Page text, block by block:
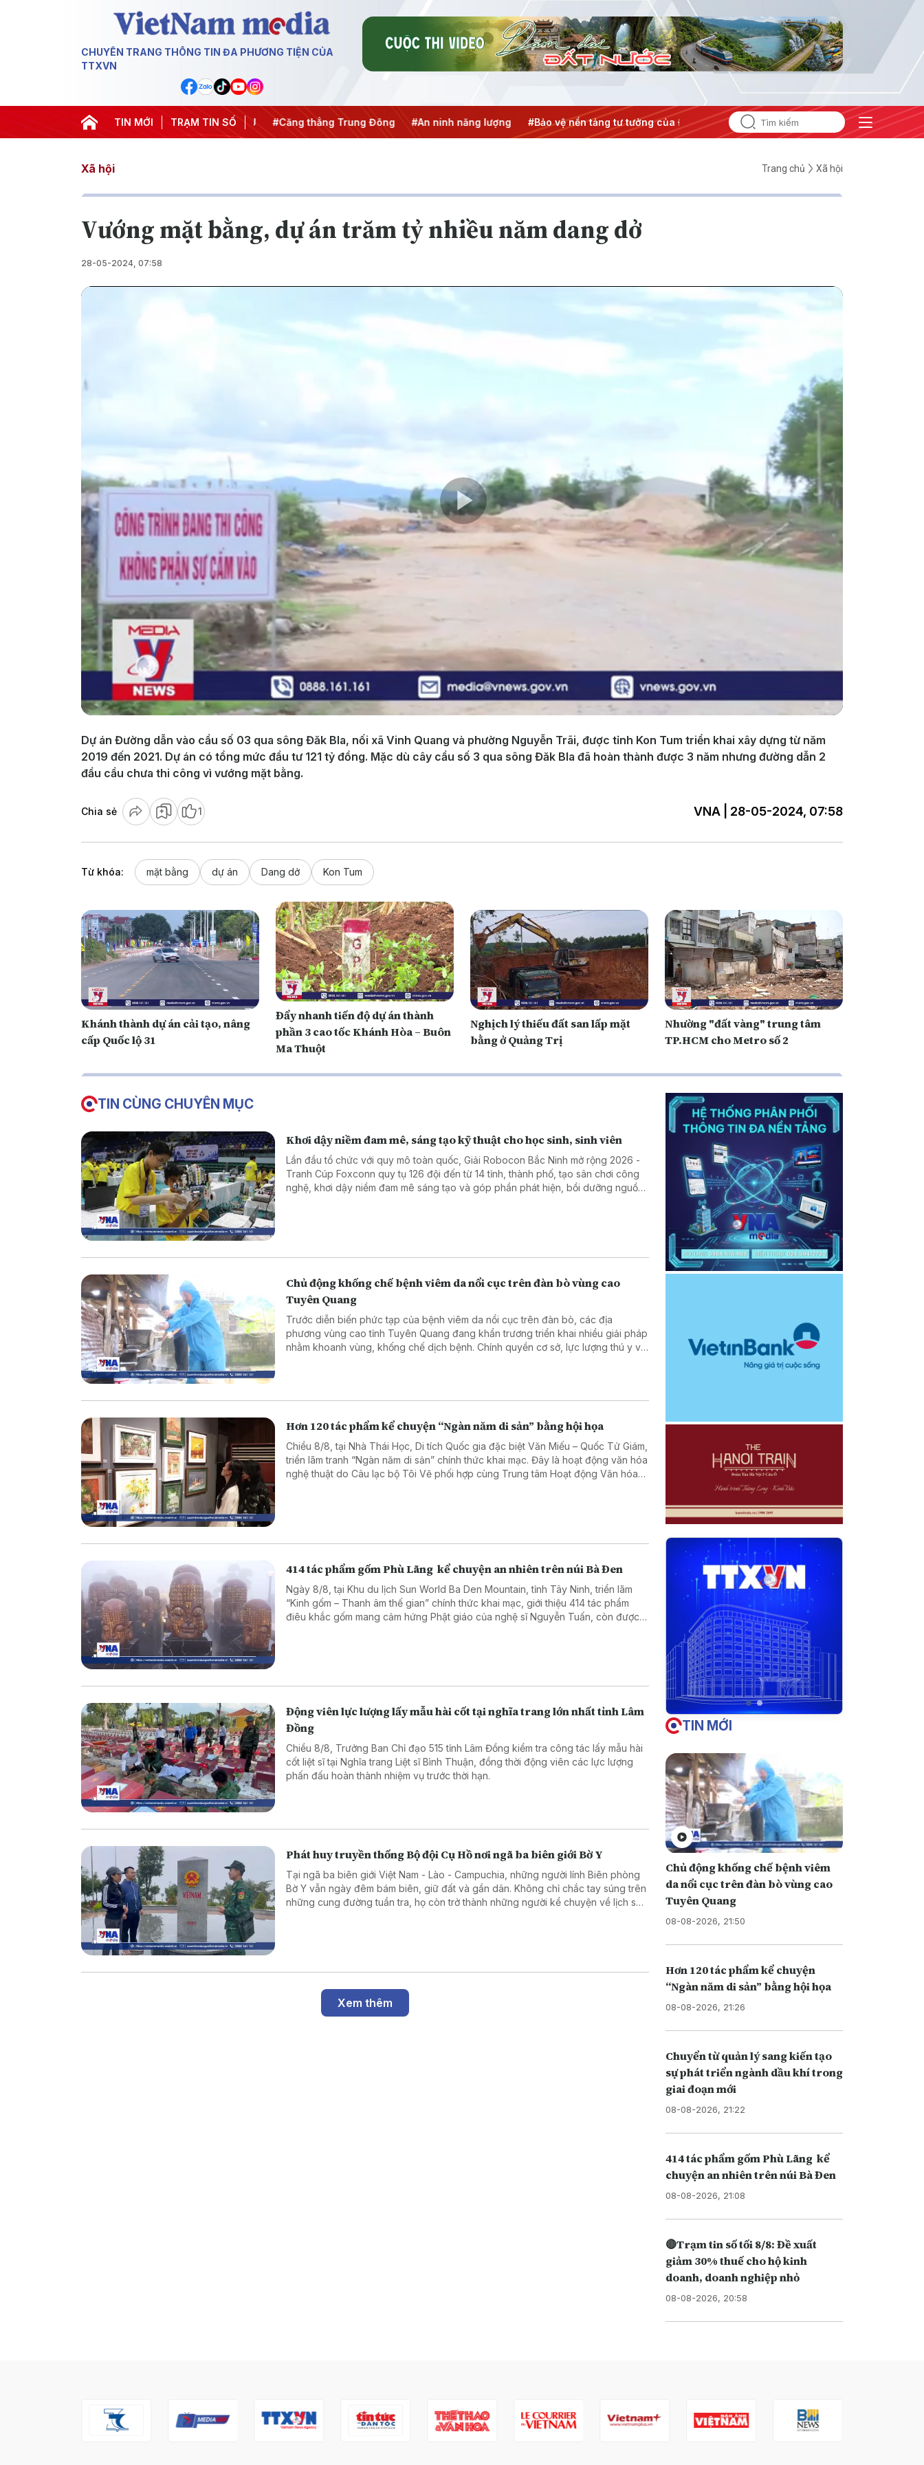
CHUYÊN TRANG THÔNG TIN ĐA PHƯƠNG TIỆN CỦA
TTXVN
TIN MỚI TRẠM TIN SỐ
dịch 500 ngày đêm #Chống khai thác IUU #Căng thẳng Trung Đông #An ninh năng lượng #Bảo vệ nền tảng tư tưởng của Đảng #Hội nghị Trung ương 3
Xã hội Trang chủ Xã hội
Vướng mặt bằng, dự án trăm tỷ nhiều năm dang dở
28-05-2024, 07:58
Play
Video
Dự án Đường dẫn vào cầu số 03 qua sông Đăk Bla, nối xã Vinh Quang và phường Nguyễn Trãi, được tỉnh Kon Tum triển khai xây dựng từ năm
2019 đến 2021. Dự án có tổng mức đầu tư 121 tỷ đồng. Mặc dù cây cầu số 3 qua sông Đăk Bla đã hoàn thành được 3 năm nhưng đường dẫn 2
đầu cầu chưa thi công vì vướng mặt bằng.
Chia sẻ 1 VNA | 28-05-2024, 07:58
Từ khóa: mặt bằng dự án Dang dở Kon Tum
Khánh thành dự án cải tạo, nâng
cấp Quốc lộ 31
Đẩy nhanh tiến độ dự án thành
phần 3 cao tốc Khánh Hòa – Buôn
Ma Thuột
Nghịch lý thiếu đất san lấp mặt
bằng ở Quảng Trị
Nhường "đất vàng" trung tâm
TP.HCM cho Metro số 2
TIN CÙNG CHUYÊN MỤC
Khơi dậy niềm đam mê, sáng tạo kỹ thuật cho học sinh, sinh viên
Lần đầu tổ chức với quy mô toàn quốc, Giải Robocon Bắc Ninh mở rộng 2026 -
Tranh Cúp Foxconn quy tụ 126 đội đến từ 14 tỉnh, thành phố, tạo sân chơi công
nghệ, khơi dậy niềm đam mê sáng tạo và góp phần phát hiện, bồi dưỡng nguồn
Chủ động khống chế bệnh viêm da nổi cục trên đàn bò vùng cao
Tuyên Quang
Trước diễn biến phức tạp của bệnh viêm da nổi cục trên đàn bò, các địa
phương vùng cao tỉnh Tuyên Quang đang khẩn trương triển khai nhiều giải pháp
nhằm khoanh vùng, khống chế dịch bệnh. Chính quyền cơ sở, lực lượng thú y và
Hơn 120 tác phẩm kể chuyện “Ngàn năm di sản” bằng hội họa
Chiều 8/8, tại Nhà Thái Học, Di tích Quốc gia đặc biệt Văn Miếu – Quốc Tử Giám,
triển lãm tranh “Ngàn năm di sản” chính thức khai mạc. Đây là hoạt động văn hóa
nghệ thuật do Câu lạc bộ Tôi Vẽ phối hợp cùng Trung tâm Hoạt động Văn hóa
414 tác phẩm gốm Phù Lãng kể chuyện an nhiên trên núi Bà Đen
Ngày 8/8, tại Khu du lịch Sun World Ba Den Mountain, tỉnh Tây Ninh, triển lãm
“Kinh gốm – Thanh âm thế gian” chính thức khai mạc, giới thiệu 414 tác phẩm
điêu khắc gốm mang cảm hứng Phật giáo của nghệ sĩ Nguyễn Tuấn, còn được
Động viên lực lượng lấy mẫu hài cốt tại nghĩa trang lớn nhất tỉnh Lâm
Đồng
Chiều 8/8, Trưởng Ban Chỉ đạo 515 tỉnh Lâm Đồng kiểm tra công tác lấy mẫu hài
cốt liệt sĩ tại Nghĩa trang Liệt sĩ Bình Thuận, đồng thời động viên các lực lượng
phấn đấu hoàn thành nhiệm vụ trước thời hạn.
Phát huy truyền thống Bộ đội Cụ Hồ nơi ngã ba biên giới Bờ Y
Tại ngã ba biên giới Việt Nam - Lào - Campuchia, những người lính Biên phòng
Bờ Y vẫn ngày đêm bám biên, giữ đất và gần dân. Không chỉ chắc tay súng trên
những cung đường tuần tra, họ còn trở thành những người kể chuyện về lịch sử,
Xem thêm
TIN MỚI
Chủ động khống chế bệnh viêm
da nổi cục trên đàn bò vùng cao
Tuyên Quang
08-08-2026, 21:50
Hơn 120 tác phẩm kể chuyện
“Ngàn năm di sản” bằng hội họa
08-08-2026, 21:26
Chuyển từ quản lý sang kiến tạo
sự phát triển ngành dầu khí trong
giai đoạn mới
08-08-2026, 21:22
414 tác phẩm gốm Phù Lãng kể
chuyện an nhiên trên núi Bà Đen
08-08-2026, 21:08
🔴Trạm tin số tối 8/8: Đề xuất
giảm 30% thuế cho hộ kinh
doanh, doanh nghiệp nhỏ
08-08-2026, 20:58